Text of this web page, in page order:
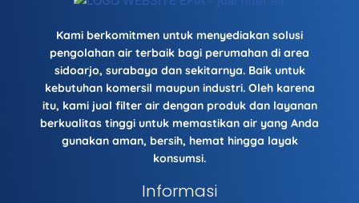
Kami berkomitmen untuk menyediakan solusi
pengolahan air terbaik bagi perumahan di area
sidoarjo, surabaya dan sekitarnya. Baik untuk
kebutuhan komersil maupun industri. Oleh karena
itu, kami jual filter airdengan produk dan layanan
berkualitas tinggi untuk memastikan air yang Anda
gunakan aman, bersih, hemat hingga layak
konsumsi.
Informasi